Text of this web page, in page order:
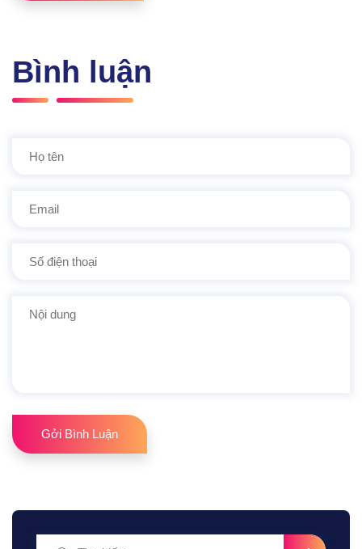
Bình luận
Gởi Bình Luận